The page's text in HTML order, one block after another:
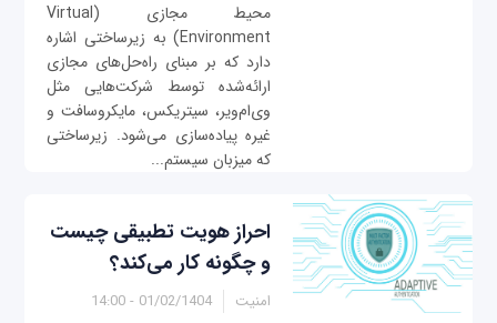
محیط مجازی (Virtual
Environment) به زیرساختی اشاره
دارد که بر مبنای راه‌حل‌های مجازی
ارائه‌شده توسط شرکت‌هایی مثل
وی‌ام‌ویر، سیتریکس، مایکروسافت و
غیره پیاده‌سازی می‌شود. زیرساختی
که میزبان سیستم‌...
احراز هویت تطبیقی چیست
و چگونه کار می‌کند؟
امنیت 01/02/1404 - 14:00